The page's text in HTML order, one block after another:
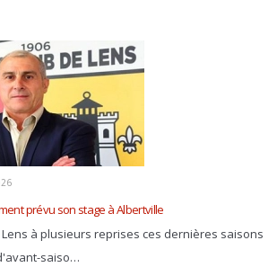
prévu son stage à Albertville
Lens à plusieurs reprises ces dernières saisons
saiso…